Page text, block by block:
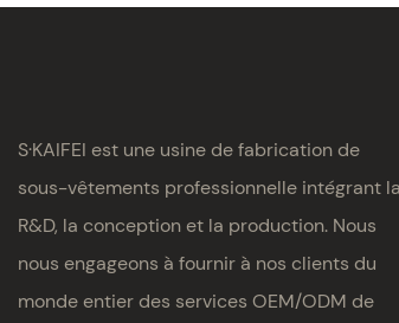
S·KAIFEI est une usine de fabrication de
sous-vêtements professionnelle intégrant la
R&D, la conception et la production. Nous
nous engageons à fournir à nos clients du
monde entier des services OEM/ODM de